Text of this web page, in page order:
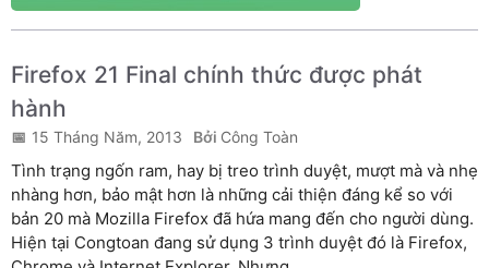
Firefox 21 Final chính thức được phát
hành
15 Tháng Năm, 2013 Công Toàn
Tình trạng ngốn ram, hay bị treo trình duyệt, mượt mà và nhẹ
nhàng hơn, bảo mật hơn là những cải thiện đáng kể so với
bản 20 mà Mozilla Firefox đã hứa mang đến cho người dùng.
Hiện tại Congtoan đang sử dụng 3 trình duyệt đó là Firefox,